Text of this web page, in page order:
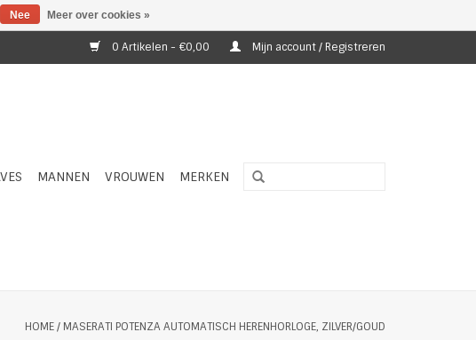
0 Artikelen - €0,00 Mijn account / Registreren
MANNEN VROUWEN MERKEN
HOME/ MASERATI POTENZA AUTOMATISCH HERENHORLOGE, ZILVER/GOUD
Nee Meer over cookies »